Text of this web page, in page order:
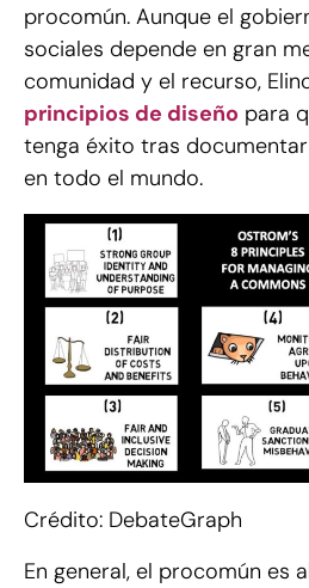
procomún. Aunque el
sociales depende en gran
comunidad y el recurso,
principios de diseño para
tenga éxito tras
en todo el mundo.
Crédito: DebateGraph
En general, el procomún es